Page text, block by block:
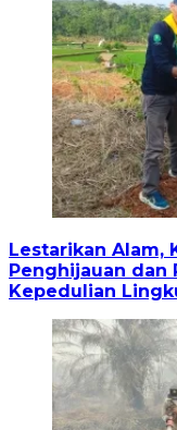
Lestarikan Alam,
Penghijauan dan
Kepedulian